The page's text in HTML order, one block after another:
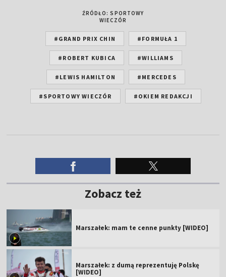
ŹRÓDŁO: SPORTOWY
WIECZÓR
#GRAND PRIX CHIN #FORMUŁA 1
#ROBERT KUBICA #WILLIAMS
#LEWIS HAMILTON #MERCEDES
#SPORTOWY WIECZÓR #OKIEM REDAKCJI
Zobacz też
Marszałek: mam te cenne punkty [WIDEO]
Marszałek: z dumą reprezentuję Polskę
[WIDEO]